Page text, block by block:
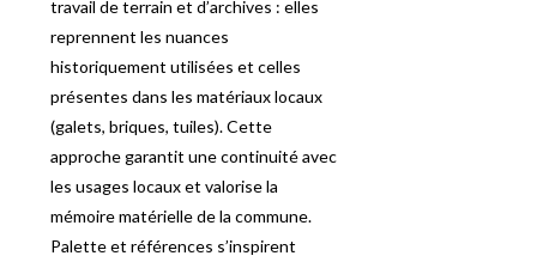
travail de terrain et d’archives : elles
reprennent les nuances
historiquement utilisées et celles
présentes dans les matériaux locaux
(galets, briques, tuiles). Cette
approche garantit une continuité avec
les usages locaux et valorise la
mémoire matérielle de la commune.
Palette et références s’inspirent